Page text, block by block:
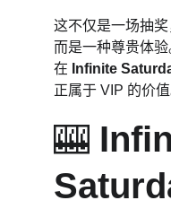
这不仅是一场抽奖
而是一种尊贵体验
在 Infinite
正属于 VIP 的价值
🎰